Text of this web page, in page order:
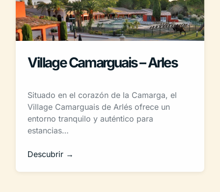
Village Camarguais – Arles
Situado en el corazón de la Camarga, el
Village Camarguais de Arlés ofrece un
entorno tranquilo y auténtico para
estancias…
Descubrir →